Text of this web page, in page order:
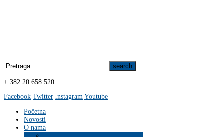
+ 382 20 658 520
Facebook Twitter Instagram Youtube
Početna
Novosti
O nama